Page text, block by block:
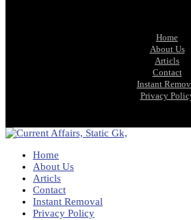
Home
About Us
Articls
Contact
Instant
Privacy
Home
About Us
Articls
Contact
Instant Removal
Privacy Policy